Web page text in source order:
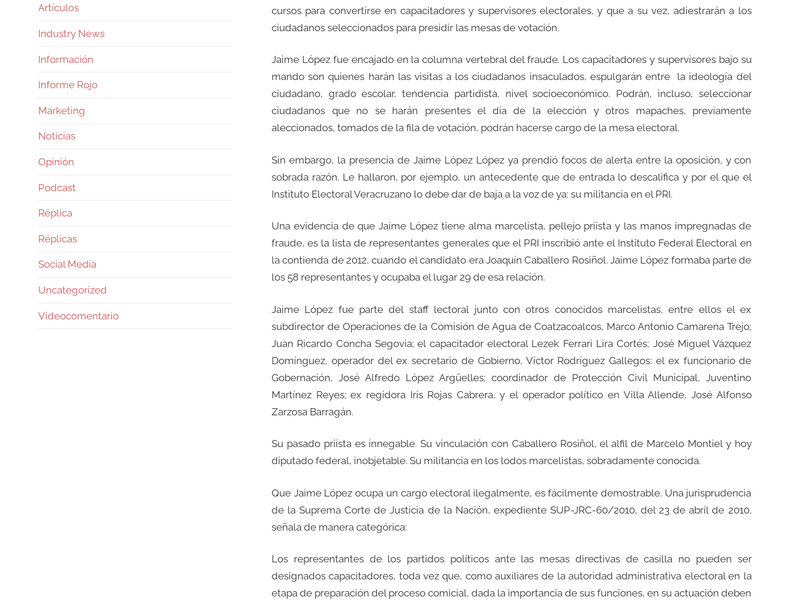
cursos para convertirse en capacitadores y supervisores electorales, y que a su vez, adiestrarán a los
ciudadanos seleccionados para presidir las mesas de votación.
Jaime López fue encajado en la columna vertebral del fraude. Los capacitadores y supervisores bajo su
mando son quienes harán las visitas a los ciudadanos insaculados, espulgarán entre la ideología del
ciudadano, grado escolar, tendencia partidista, nivel socioeconómico. Podrán, incluso, seleccionar
ciudadanos que no se harán presentes el día de la elección y otros mapaches, previamente
aleccionados, tomados de la fila de votación, podrán hacerse cargo de la mesa electoral.
Sin embargo, la presencia de Jaime López López ya prendió focos de alerta entre la oposición, y con
sobrada razón. Le hallaron, por ejemplo, un antecedente que de entrada lo descalifica y por el que el
Instituto Electoral Veracruzano lo debe dar de baja a la voz de ya: su militancia en el PRI.
Una evidencia de que Jaime López tiene alma marcelista, pellejo priísta y las manos impregnadas de
fraude, es la lista de representantes generales que el PRI inscribió ante el Instituto Federal Electoral en
la contienda de 2012, cuando el candidato era Joaquín Caballero Rosiñol. Jaime López formaba parte de
los 58 representantes y ocupaba el lugar 29 de esa relación.
Jaime López fue parte del staff lectoral junto con otros conocidos marcelistas, entre ellos el ex
subdirector de Operaciones de la Comisión de Agua de Coatzacoalcos, Marco Antonio Camarena Trejo;
Juan Ricardo Concha Segovia; el capacitador electoral Lezek Ferrari Lira Cortés; José Miguel Vázquez
Domínguez, operador del ex secretario de Gobierno, Víctor Rodríguez Gallegos: el ex funcionario de
Gobernación, José Alfredo López Argüelles; coordinador de Protección Civil Municipal, Juventino
Martínez Reyes; ex regidora Iris Rojas Cabrera, y el operador político en Villa Allende, José Alfonso
Zarzosa Barragán.
Su pasado priísta es innegable. Su vinculación con Caballero Rosiñol, el alfil de Marcelo Montiel y hoy
diputado federal, inobjetable. Su militancia en los lodos marcelistas, sobradamente conocida.
Que Jaime López ocupa un cargo electoral ilegalmente, es fácilmente demostrable. Una jurisprudencia
de la Suprema Corte de Justicia de la Nación, expediente SUP-JRC-60/2010, del 23 de abril de 2010,
señala de manera categórica:
Los representantes de los partidos políticos ante las mesas directivas de casilla no pueden ser
designados capacitadores, toda vez que, como auxiliares de la autoridad administrativa electoral en la
etapa de preparación del proceso comicial, dada la importancia de sus funciones, en su actuación deben
Artículos
Industry News
Información
Informe Rojo
Marketing
Noticias
Opinión
Podcast
Réplica
Réplicas
Social Media
Uncategorized
Videocomentario